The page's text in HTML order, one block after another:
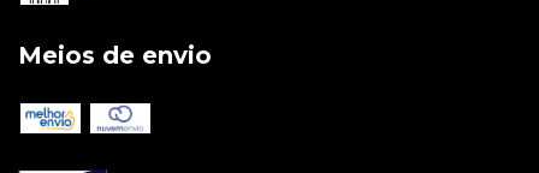
Meios de envio